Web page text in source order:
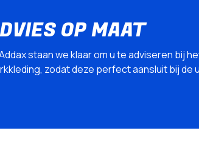
OP MAAT
staan we klaar om u te adviseren bij
zodat deze perfect aansluit bij de